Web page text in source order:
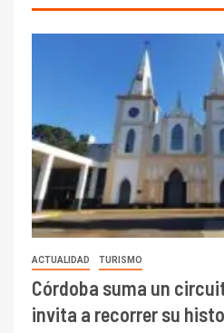
ACTUALIDAD TURISMO
Córdoba suma un
invita a recorrer su